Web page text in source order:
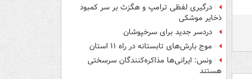
درگیری لفظی ترامپ و هگزث بر سر کمبود
ذخایر موشکی
دردسر جدید برای سرخپوشان
موج بارش‌های تابستانه در راه ۱۱ استان
ونس: ایرانی‌ها مذاکره‌کنندگان سرسختی
هستند